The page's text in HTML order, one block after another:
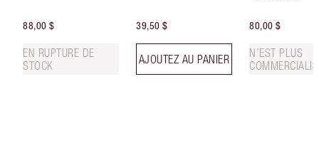
88,00 $
EN RUPTURE DE
STOCK
39,50 $
AJOUTEZ AU PANIER
80,00 $
N’EST PLUS